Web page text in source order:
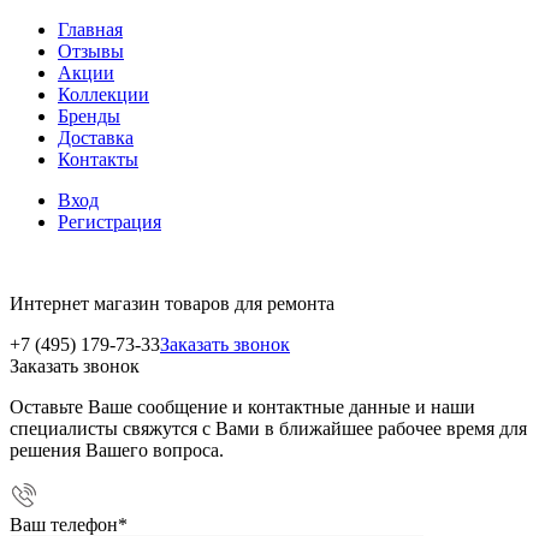
Главная
Отзывы
Акции
Коллекции
Бренды
Доставка
Контакты
Вход
Регистрация
Интернет магазин товаров для ремонта
+7 (495) 179-73-33Заказать звонок
Заказать звонок
Оставьте Ваше сообщение и контактные данные и наши
специалисты свяжутся с Вами в ближайшее рабочее время для
решения Вашего вопроса.
Ваш телефон*